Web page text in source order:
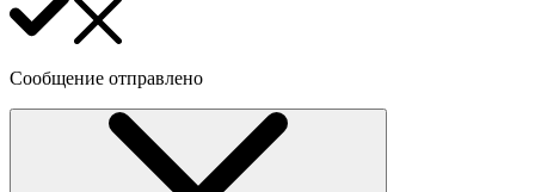
Сообщение отправлено